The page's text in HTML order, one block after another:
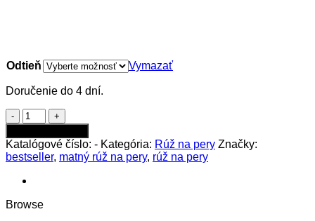
Odtieň Vymazať
Doručenie do 4 dní.
množstvo
GOSH
LUXURY
ROSE
LIPS
Katalógové číslo: - Kategória: Rúž na pery Značky:
bestseller, matný rúž na pery, rúž na pery
Browse